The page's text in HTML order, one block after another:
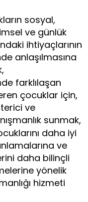
sosyal,
ve günlük
ihtiyaçlarının
anlaşılmasına
farklılaşan
çocuklar için,
ve
sunmak,
daha iyi
ve
daha bilinçli
yönelik
hizmeti